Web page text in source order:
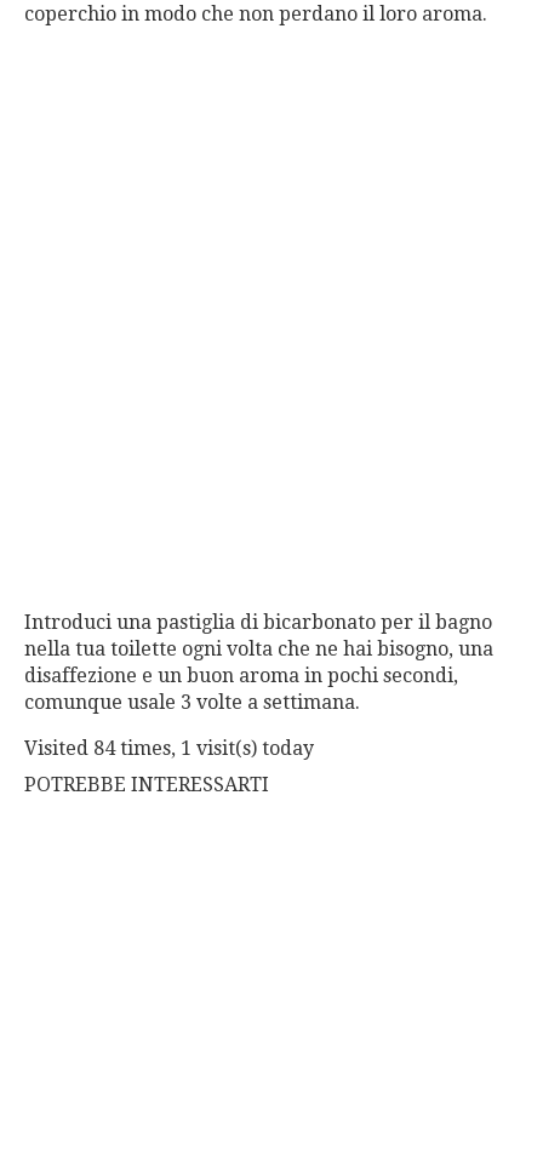
coperchio in modo che non perdano il loro aroma.
Introduci una pastiglia di bicarbonato per il bagno
nella tua toilette ogni volta che ne hai bisogno, una
disaffezione e un buon aroma in pochi secondi,
comunque usale 3 volte a settimana.
Visited 84 times, 1 visit(s) today
POTREBBE INTERESSARTI